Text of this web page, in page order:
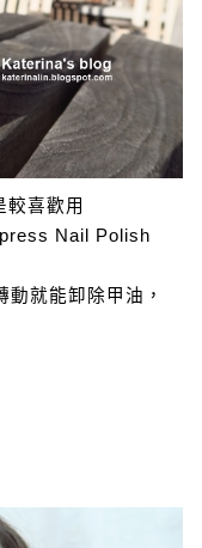
喜歡用
Nail Polish
就能卸除甲油，